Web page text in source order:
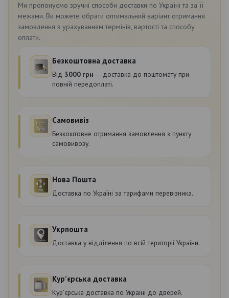
Ми пропонуємо зручні способи доставки по Україні та за її
межами. Ви можете обрати оптимальний варіант отримання
замовлення з урахуванням термінів, вартості та способу
оплати.
Безкоштовна доставка
Від 3000 грн — доставка до поштомату при
повній передоплаті.
Самовивіз
Безкоштовне отримання замовлення з пункту
самовивозу.
Нова Пошта
Доставка по Україні за тарифами перевізника.
Укрпошта
Доставка у відділення по всій території України.
Курʼєрська доставка
Курʼєрська доставка по Україні до дверей.